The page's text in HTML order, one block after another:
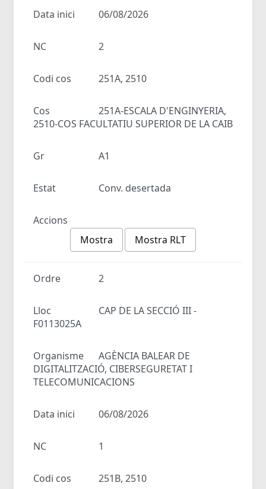
Data inici 06/08/2026
NC 2
Codi cos 251A, 2510
Cos
251A-ESCALA D'ENGINYERIA,
2510-COS FACULTATIU SUPERIOR DE LA CAIB
Gr A1
Estat Conv. desertada
Accions
Mostra
Mostra RLT
Ordre 2
Lloc
CAP DE LA SECCIÓ III -
F0113025A
Organisme
AGÈNCIA BALEAR DE
DIGITALITZACIÓ, CIBERSEGURETAT I
TELECOMUNICACIONS
Data inici 06/08/2026
NC 1
Codi cos 251B, 2510